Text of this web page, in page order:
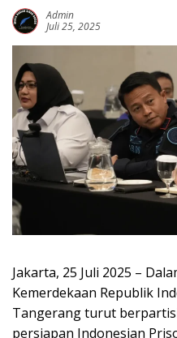
Admin
Juli 25, 2025
Jakarta, 25 Juli 2025 –
Kemerdekaan Republik
Tangerang turut
persiapan Indonesian